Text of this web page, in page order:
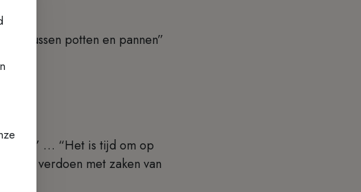
tussen potten en pannen”
… “Het is tijd om op
niet verdoen met zaken van